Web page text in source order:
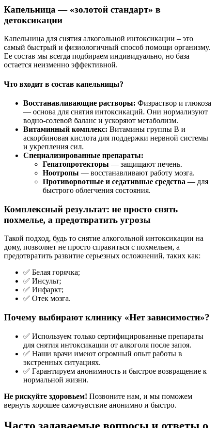
Капельница — «золотой стандарт» в
детоксикации
Капельница для снятия алкогольной интоксикации – это
самый быстрый и физиологичный способ помощи организму.
Ее состав мы всегда подбираем индивидуально, но база
остается неизменно эффективной.
Что входит в состав капельницы?
Восстанавливающие растворы: Физраствор и глюкоза
— основа для снятия интоксикаций. Они нормализуют
водно-солевой баланс и ускоряют метаболизм.
Витаминный комплекс: Витамины группы В и
аскорбиновая кислота для поддержки нервной системы
и укрепления сил.
Специализированные препараты:
Гепатопротекторы — защищают печень.
Ноотропы — восстанавливают работу мозга.
Противорвотные и седативные средства — для
быстрого облегчения состояния.
Комплексный результат: не просто снять
похмелье, а предотвратить угрозы
Такой подход, будь то снятие алкогольной интоксикации на
дому, позволяет не просто справиться с похмельем, а
предотвратить развитие серьезных осложнений, таких как:
✅ Белая горячка;
✅ Инсульт;
✅ Инфаркт;
✅ Отек мозга.
Почему выбирают клинику «Нет зависимости»?
✅ Используем только сертифицированные препараты
для снятия интоксикации от алкоголя после запоя.
✅ Наши врачи имеют огромный опыт работы в
экстренных ситуациях.
✅ Гарантируем анонимность и быстрое возвращение к
нормальной жизни.
Не рискуйте здоровьем! Позвоните нам, и мы поможем
вернуть хорошее самочувствие анонимно и быстро.
Часто задаваемые вопросы и ответы о